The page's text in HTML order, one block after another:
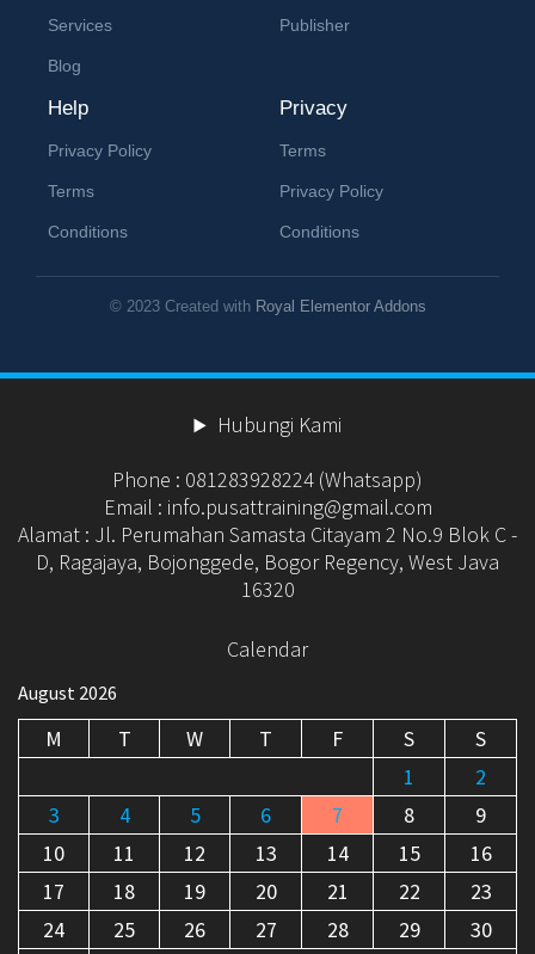
Services
Blog
Publisher
Help
Privacy Policy
Terms
Conditions
Privacy
Terms
Privacy Policy
Conditions
© 2023 Created with Royal Elementor Addons
Hubungi Kami
Phone : 081283928224 (Whatsapp)
Email : info.pusattraining@gmail.com
Alamat : Jl. Perumahan Samasta Citayam 2 No.9 Blok C -
D, Ragajaya, Bojonggede, Bogor Regency, West Java
16320
Calendar
August 2026
M T W T F S
S
1
2
3
4 5 6 7 8
9
10
11 12 13 14 15
16
17
18 19 20 21 22
23
24
25 26 27 28 29 30